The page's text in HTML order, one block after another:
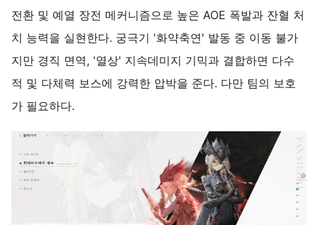
전환 및 예열 장전 메커니즘으로 높은 AOE 폭발과 잔혈 처
치 능력을 실현한다. 궁극기 '화약축연' 발동 중 이동 불가
지만 경직 면역, '열상' 지속데미지 기믹과 결합하면 다수
적 및 다체력 보스에 강력한 압박을 준다. 다만 팀의 보호
가 필요하다.